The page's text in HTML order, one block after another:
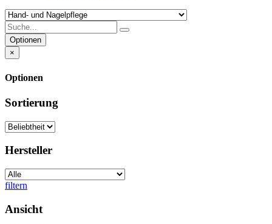
Optionen
×
Optionen
Sortierung
Hersteller
filtern
Ansicht